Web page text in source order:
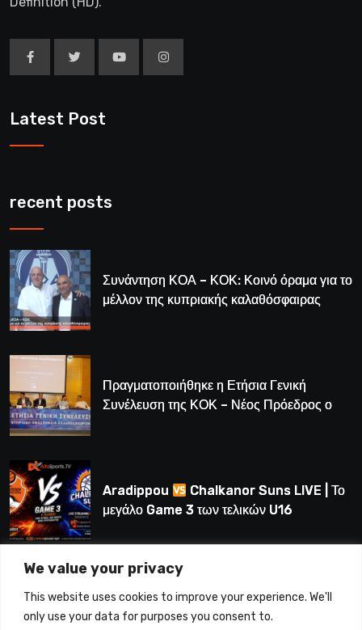
We value your privacy
This website uses cookies to improve your experience. We'll
only use your data for purposes you consent to.
Latest Post
recent posts
Συνάντηση ΚΟΑ – ΚΟΚ: Κοινό όραμα για το
μέλλον της κυπριακής καλαθόσφαιρας
Πραγματοποιήθηκε η Ετήσια Γενική
Συνέλευση της ΚΟΚ – Νέος Πρόεδρος ο
Aradippou
Chalkanor Suns LIVE | Το
μεγάλο Game 3 των τελικών U16
LIVE | Ύδρα Ασφαλιστική ΕΝΑΔ vs
Άτλαντας Πάφου